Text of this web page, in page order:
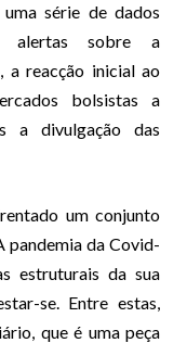
série de dados
alertas sobre a
a reacção inicial ao
bolsistas a
a divulgação das
um conjunto
pandemia da Covid-
estruturais da sua
se. Entre estas,
que é uma peça